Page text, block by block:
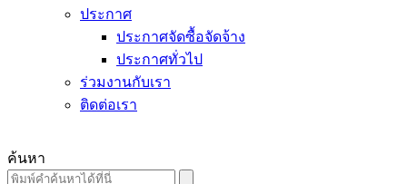
ประกาศ
ประกาศจัดซื้อจัดจ้าง
ประกาศทั่วไป
ร่วมงานกับเรา
ติดต่อเรา
ค้นหา